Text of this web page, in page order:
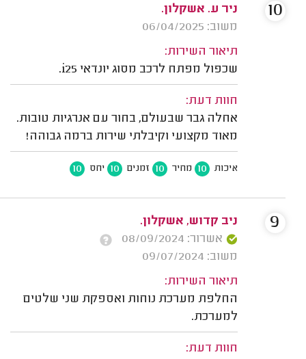
ניר ע. אשקלון.
משוב: 06/04/2025
תיאור השירות:
שכפול מפתח לרכב מסוג יונדאי i25.
חוות דעת:
אחלה גבר שבעולם, בחור עם אנרגיות טובות.
מאוד מקצועי וקיבלתי שירות ברמה גבוהה!
איכות 10 מחיר 10 זמנים 10 יחס 10
10
ניב קדוש, אשקלון.
אשרור: 08/09/2024
משוב: 09/07/2024
תיאור השירות:
החלפת מערכת נוחות ואספקת שני שלטים
למערכת.
חוות דעת:
9